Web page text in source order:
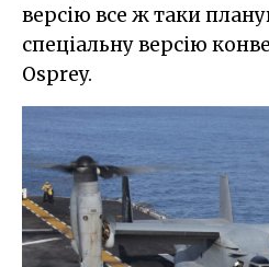
версію все ж таки
спеціальну версію
Osprey.